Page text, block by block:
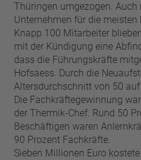
Thüringen umgezogen.
Unternehmen für die
Knapp 100 Mitarbeiter
mit der Kündigung eine
dass die Führungskräfte
Hofsaess. Durch die
Altersdurchschnitt von 50
Die Fachkräftegewinnung
der Thermik-Chef. Rund 50
Beschäftigen waren
90 Prozent Fachkräfte.
Sieben Millionen Euro